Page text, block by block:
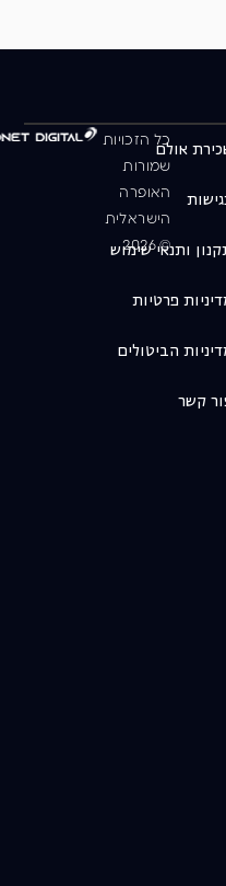
כל הזכויות
שמורות
האופרה
הישראלית
© 2026
אולם
ותנאי שימוש
פרטיות
הביטולים
קשר